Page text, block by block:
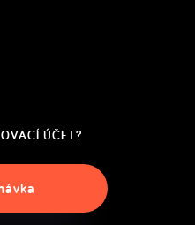
ÚČET?